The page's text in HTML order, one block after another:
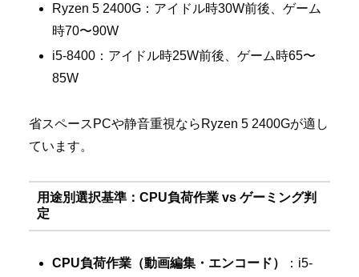
Ryzen 5 2400G：アイドル時30W前後、ゲーム
時70〜90W
i5-8400：アイドル時25W前後、ゲーム時65〜
85W
省スペースPCや静音重視ならRyzen 5 2400Gが適し
ています。
用途別選択基準：CPU負荷作業 vs ゲーミング判
定
CPU負荷作業（動画編集・エンコード）
：i5-